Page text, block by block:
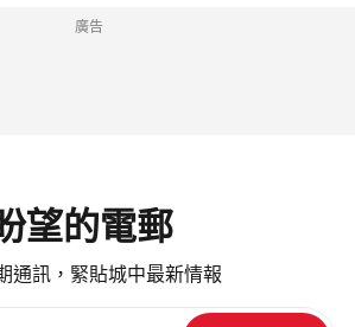
廣告
望的電郵
通訊，緊貼城中最新情報